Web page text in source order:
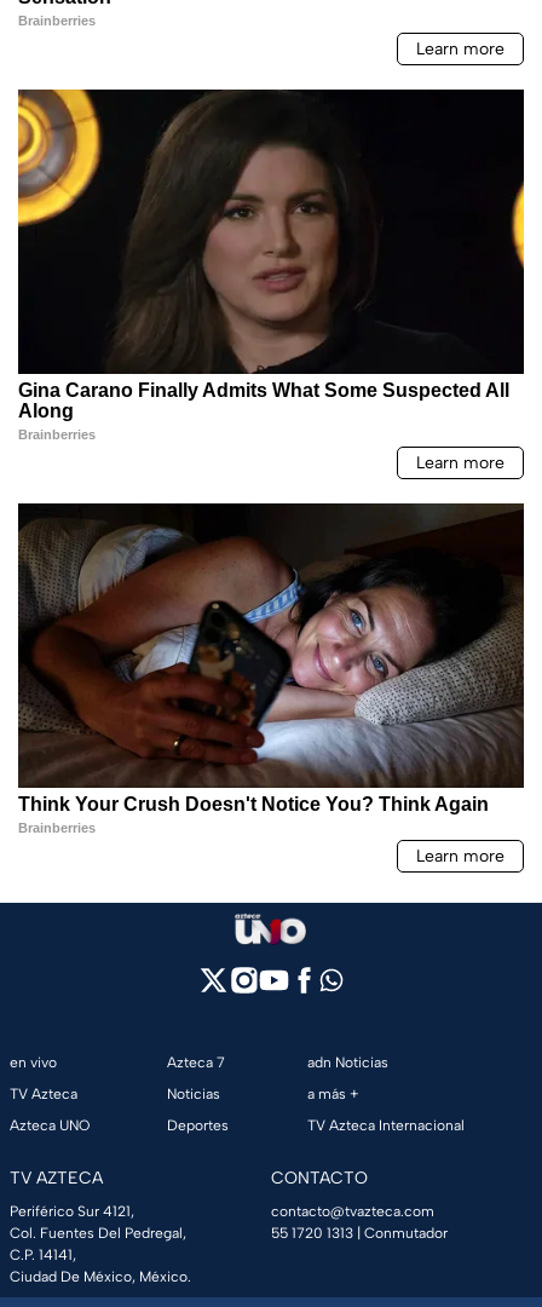
en vivo
TV Azteca
Azteca UNO
Azteca 7
Noticias
Deportes
adn Noticias
a más +
TV Azteca Internacional
TV AZTECA
Periférico Sur 4121,
Col. Fuentes Del Pedregal,
C.P. 14141,
Ciudad De México, México.
CONTACTO
contacto@tvazteca.com
55 1720 1313 | Conmutador